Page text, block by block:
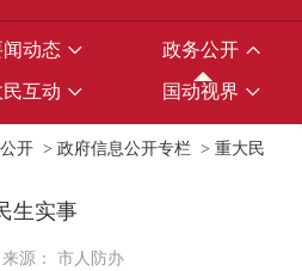
闻动态 政务公开
民互动 国动视界
开 > 政府信息公开专栏 > 重大民
生实事
来源： 市人防办